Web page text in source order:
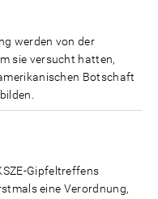
werden von der
sie versucht hatten,
Botschaft
Gipfeltreffens
eine Verordnung,